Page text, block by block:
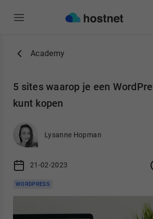
Academy
5 sites waarop je een
kunt kopen
Lysanne Hopman
21-02-2023
WORDPRESS